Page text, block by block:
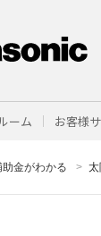
ーム お客様
金がわかる